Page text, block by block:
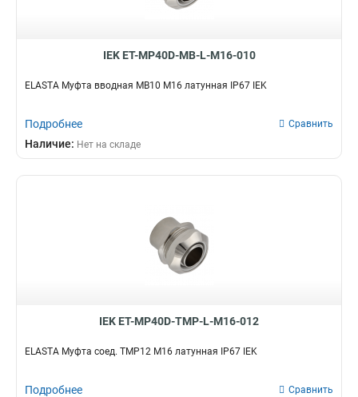
IEK ET-MP40D-MB-L-M16-010
ELASTA Муфта вводная MB10 М16 латунная IP67 IEK
Подробнее Сравнить
Наличие: Нет на складе
IEK ET-MP40D-TMP-L-M16-012
ELASTA Муфта соед. TMP12 М16 латунная IP67 IEK
Подробнее Сравнить